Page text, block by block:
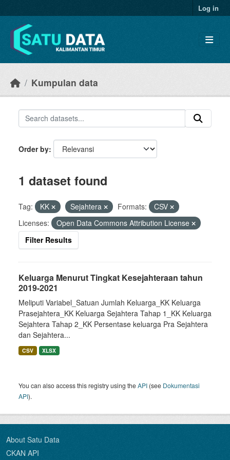
Log in
Kumpulan data
Order by
1 dataset found
Tag: KK Sejahtera Formats:
CSV
Licenses:
Open Data Commons Attribution License
Filter Results
Keluarga Menurut Tingkat Kesejahteraan tahun
2019-2021
Meliputi Variabel_Satuan Jumlah Keluarga_KK Keluarga
Prasejahtera_KK Keluarga Sejahtera Tahap 1_KK Keluarga
Sejahtera Tahap 2_KK Persentase keluarga Pra Sejahtera
dan Sejahtera...
CSV XLSX
You can also access this registry using theAPI (see Dokumentasi
API).
About Satu Data
CKAN API